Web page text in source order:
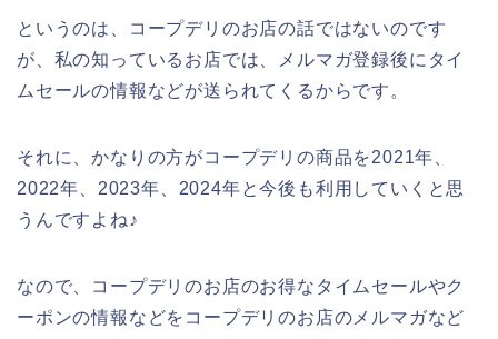
というのは、コープデリのお店の話ではないのです
が、私の知っているお店では、メルマガ登録後にタイ
ムセールの情報などが送られてくるからです。
それに、かなりの方がコープデリの商品を2021年、
2022年、2023年、2024年と今後も利用していくと思
うんですよね♪
なので、コープデリのお店のお得なタイムセールやク
ーポンの情報などをコープデリのお店のメルマガなど